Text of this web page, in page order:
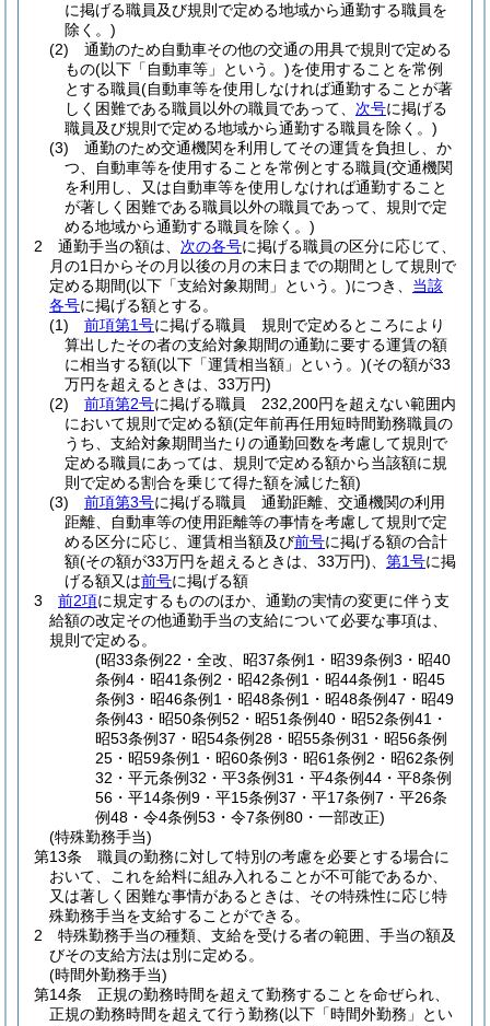
に掲げる職員及び規則で定める地域から通勤する職員を
除く。)
(2)
通勤のため自動車その他の交通の用具で規則で定める
もの(以下「自動車等」という。)を使用することを常例
とする職員(自動車等を使用しなければ通勤することが著
しく困難である職員以外の職員であって、 次号に掲げる
職員及び規則で定める地域から通勤する職員を除く。)
(3)
通勤のため交通機関を利用してその運賃を負担し、か
つ、自動車等を使用することを常例とする職員(交通機関
を利用し、又は自動車等を使用しなければ通勤すること
が著しく困難である職員以外の職員であって、規則で定
める地域から通勤する職員を除く。)
2
通勤手当の額は、 次の各号に掲げる職員の区分に応じて、
月の1日からその月以後の月の末日までの期間として規則で
定める期間(以下「支給対象期間」という。)につき、 当該
各号に掲げる額とする。
(1)
前項第1号に掲げる職員 規則で定めるところにより
算出したその者の支給対象期間の通勤に要する運賃の額
に相当する額(以下「運賃相当額」という。)(その額が33
万円を超えるときは、33万円)
(2)
前項第2号に掲げる職員 232,200円を超えない範囲内
において規則で定める額(定年前再任用短時間勤務職員の
うち、支給対象期間当たりの通勤回数を考慮して規則で
定める職員にあっては、規則で定める額から当該額に規
則で定める割合を乗じて得た額を減じた額)
(3)
前項第3号に掲げる職員 通勤距離、交通機関の利用
距離、自動車等の使用距離等の事情を考慮して規則で定
める区分に応じ、運賃相当額及び前号に掲げる額の合計
額(その額が33万円を超えるときは、33万円) 第1号に掲
げる額又は前号に掲げる額
3
前2項に規定するもののほか、通勤の実情の変更に伴う支
給額の改定その他通勤手当の支給について必要な事項は、
規則で定める。
(昭33条例22・全改、昭37条例1・昭39条例3・昭40
条例4・昭41条例2・昭42条例1・昭44条例1・昭45
条例3・昭46条例1・昭48条例1・昭48条例47・昭49
条例43・昭50条例52・昭51条例40・昭52条例41・
昭53条例37・昭54条例28・昭55条例31・昭56条例
25・昭59条例1・昭60条例3・昭61条例2・昭62条例
32・平元条例32・平3条例31・平4条例44・平8条例
56・平14条例9・平15条例37・平17条例7・平26条
例48・令4条例53・令7条例80・一部改正)
(特殊勤務手当)
第13条
職員の勤務に対して特別の考慮を必要とする場合に
おいて、これを給料に組み入れることが不可能であるか、
又は著しく困難な事情があるときは、その特殊性に応じ特
殊勤務手当を支給することができる。
2
特殊勤務手当の種類、支給を受ける者の範囲、手当の額及
びその支給方法は別に定める。
(時間外勤務手当)
第14条
正規の勤務時間を超えて勤務することを命ぜられ、
正規の勤務時間を超えて行う勤務(以下「時間外勤務」とい